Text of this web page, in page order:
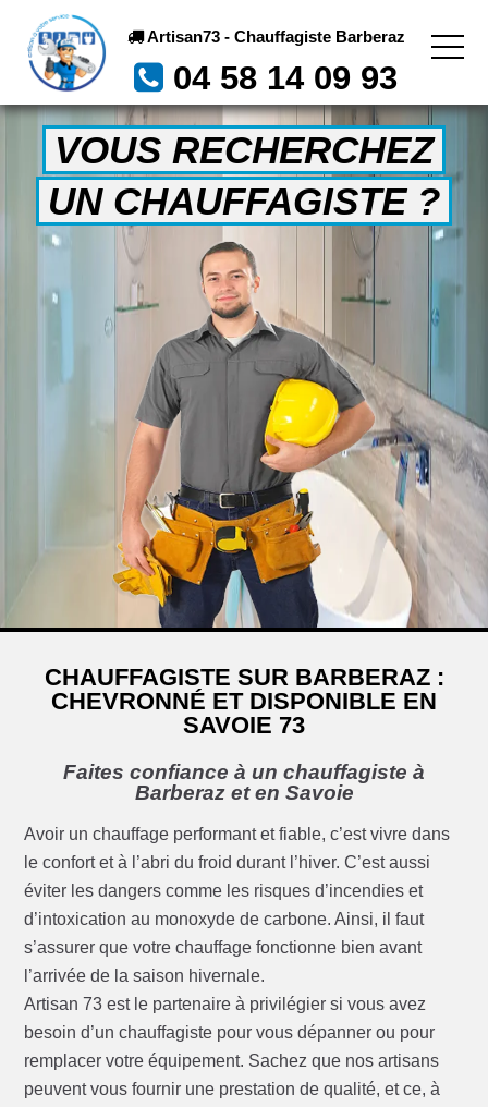
Artisan73 - Chauffagiste Barberaz
04 58 14 09 93
VOUS RECHERCHEZ
UN CHAUFFAGISTE ?
CHAUFFAGISTE SUR BARBERAZ :
CHEVRONNÉ ET DISPONIBLE EN
SAVOIE 73
Faites confiance à un chauffagiste à
Barberaz et en Savoie
Avoir un chauffage performant et fiable, c’est vivre dans
le confort et à l’abri du froid durant l’hiver. C’est aussi
éviter les dangers comme les risques d’incendies et
d’intoxication au monoxyde de carbone. Ainsi, il faut
s’assurer que votre chauffage fonctionne bien avant
l’arrivée de la saison hivernale.
Artisan 73 est le partenaire à privilégier si vous avez
besoin d’un chauffagiste pour vous dépanner ou pour
remplacer votre équipement. Sachez que nos artisans
peuvent vous fournir une prestation de qualité, et ce, à